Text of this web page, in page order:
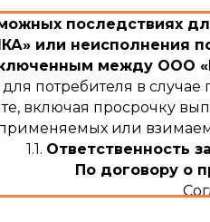
последствиях
или неисполнения
между ООО
потребителя в
включая просрочку
или
1.1. Ответственность
По договору о